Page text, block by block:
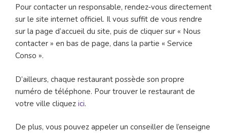
Pour contacter un responsable, rendez-vous directement
sur le site internet officiel. Il vous suffit de vous rendre
sur la page d’accueil du site, puis de cliquer sur « Nous
contacter » en bas de page, dans la partie « Service
Conso ».
D’ailleurs, chaque restaurant possède son propre
numéro de téléphone. Pour trouver le restaurant de
votre ville cliquez ici.
De plus, vous pouvez appeler un conseiller de l’enseigne